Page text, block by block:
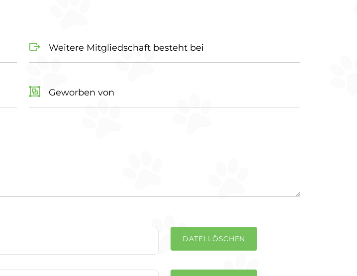
Weitere Mitgliedschaft besteht bei
Geworben von
DATEI LÖSCHEN